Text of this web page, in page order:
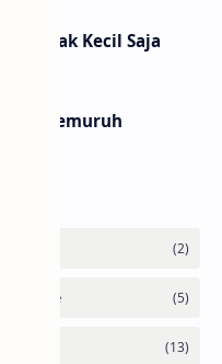
Anak Kecil Saja
Bergemuruh